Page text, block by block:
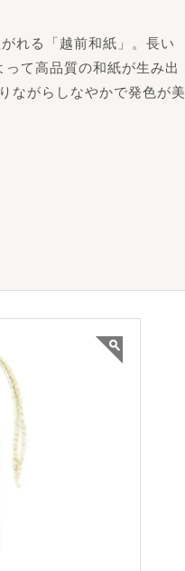
れる「越前和紙」。長い
て高品質の和紙が生み出
ながらしなやかで発色が美